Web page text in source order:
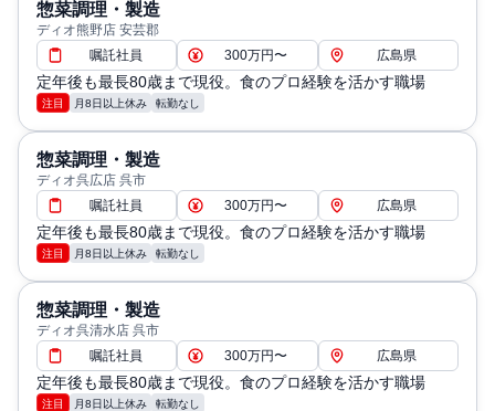
惣菜調理・製造
ディオ熊野店 安芸郡
嘱託社員
300万円〜 広島県
定年後も最長80歳まで現役。食のプロ経験を活かす職場
注目 月8日以上休み 転勤なし
惣菜調理・製造
ディオ呉広店 呉市
嘱託社員
300万円〜 広島県
定年後も最長80歳まで現役。食のプロ経験を活かす職場
注目 月8日以上休み 転勤なし
惣菜調理・製造
ディオ呉清水店 呉市
嘱託社員
300万円〜 広島県
定年後も最長80歳まで現役。食のプロ経験を活かす職場
注目 月8日以上休み 転勤なし